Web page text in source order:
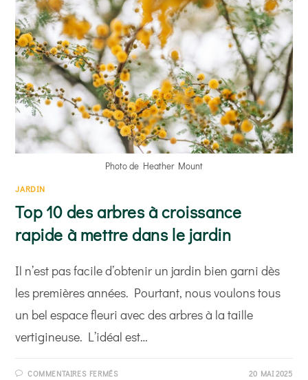
Photo de Heather Mount
JARDIN
Top 10 des arbres à croissance
rapide à mettre dans le jardin
Il n’est pas facile d’obtenir un jardin bien garni dès
les premières années. Pourtant, nous voulons tous
un bel espace fleuri avec des arbres à la taille
vertigineuse. L’idéal est…
COMMENTAIRES FERMÉSSUR 20 MAI 2025